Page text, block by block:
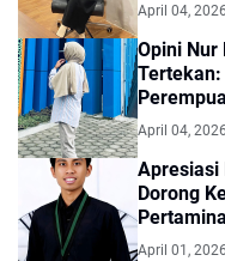
April 04, 2026
Opini Nur
April 04, 2026
Apresiasi
Dorong
dalam
April 01, 2026